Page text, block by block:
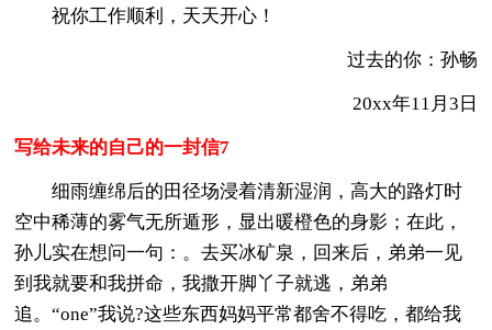
祝你工作顺利，天天开心！
过去的你：孙畅
20xx年11月3日
写给未来的自己的一封信7
细雨缠绵后的田径场浸着清新湿润，高大的路灯时
空中稀薄的雾气无所遁形，显出暖橙色的身影；在此，
孙儿实在想问一句：。去买冰矿泉，回来后，弟弟一见
到我就要和我拼命，我撒开脚丫子就逃，弟弟
追。“one”我说?这些东西妈妈平常都舍不得吃，都给我